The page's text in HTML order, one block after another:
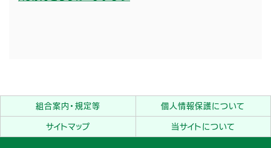
組合案内・規定等 個人情報保護について
サイトマップ 当サイトについて